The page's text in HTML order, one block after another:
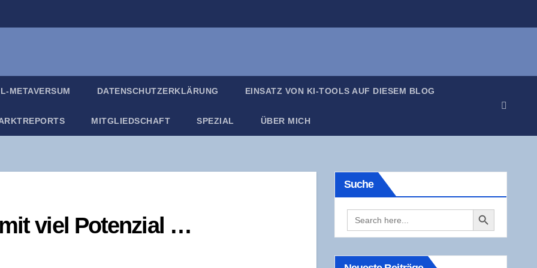
META­VER­SUM DATEN­SCHUTZ­ER­KLÄ­RUNG EIN­SATZ VON KI-TOOLS AUF DIE­SEM BLOG
MIT­GLIED­SCHAFT SPE­ZI­AL ÜBER MICH
viel Potenzial …
Suche
Search
for:
Search Button